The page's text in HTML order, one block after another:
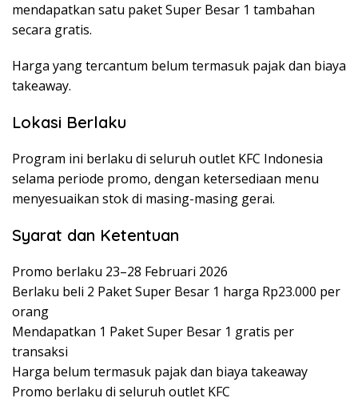
mendapatkan satu paket Super Besar 1 tambahan
secara gratis.
Harga yang tercantum belum termasuk pajak dan biaya
takeaway.
Lokasi Berlaku
Program ini berlaku di seluruh outlet KFC Indonesia
selama periode promo, dengan ketersediaan menu
menyesuaikan stok di masing-masing gerai.
Syarat dan Ketentuan
Promo berlaku 23–28 Februari 2026
Berlaku beli 2 Paket Super Besar 1 harga Rp23.000 per
orang
Mendapatkan 1 Paket Super Besar 1 gratis per
transaksi
Harga belum termasuk pajak dan biaya takeaway
Promo berlaku di seluruh outlet KFC